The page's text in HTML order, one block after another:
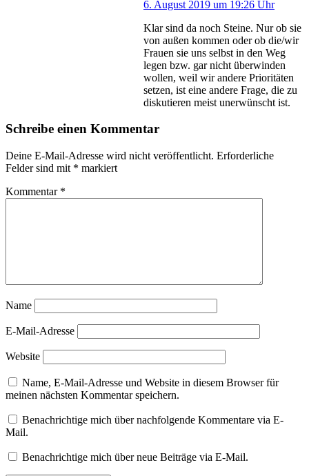
6. August 2019 um 19:26 Uhr
Klar sind da noch Steine. Nur ob sie
von außen kommen oder ob die/wir
Frauen sie uns selbst in den Weg
legen bzw. gar nicht überwinden
wollen, weil wir andere Prioritäten
setzen, ist eine andere Frage, die zu
diskutieren meist unerwünscht ist.
Schreibe einen Kommentar
Deine E-Mail-Adresse wird nicht veröffentlicht. Erforderliche
Felder sind mit * markiert
Kommentar *
Name
E-Mail-Adresse
Website
Name, E-Mail-Adresse und Website in diesem Browser für
meinen nächsten Kommentar speichern.
Benachrichtige mich über nachfolgende Kommentare via E-
Mail.
Benachrichtige mich über neue Beiträge via E-Mail.